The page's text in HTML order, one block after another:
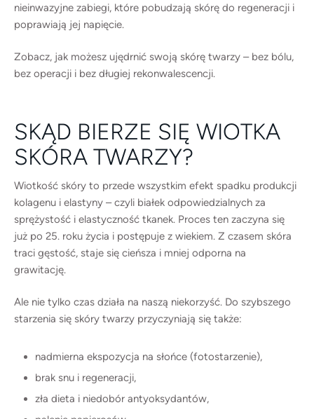
warstwy skóry, pobudzając produkcję kolagenu i
elastyny. Co daje zabieg? Dla osób z widoczną
poprawić kondycję skóry. Dowiedz się więcej o
nieinwazyjne zabiegi, które pobudzają skórę do regeneracji i
poprawiają jej napięcie.
Zobacz, jak możesz ujędrnić swoją skórę twarzy – bez bólu,
bez operacji i bez długiej rekonwalescencji.
SKĄD BIERZE SIĘ WIOTKA
SKÓRA TWARZY?
Wiotkość skóry to przede wszystkim efekt spadku produkcji
kolagenu i elastyny – czyli białek odpowiedzialnych za
sprężystość i elastyczność tkanek. Proces ten zaczyna się
już po 25. roku życia i postępuje z wiekiem. Z czasem skóra
traci gęstość, staje się cieńsza i mniej odporna na
grawitację.
Ale nie tylko czas działa na naszą niekorzyść. Do szybszego
starzenia się skóry twarzy przyczyniają się także:
nadmierna ekspozycja na słońce (fotostarzenie),
brak snu i regeneracji,
zła dieta i niedobór antyoksydantów,